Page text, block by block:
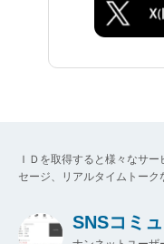
ＩＤを取得すると様々なサ
セージ、リアルタイムトーク
SNSコミ